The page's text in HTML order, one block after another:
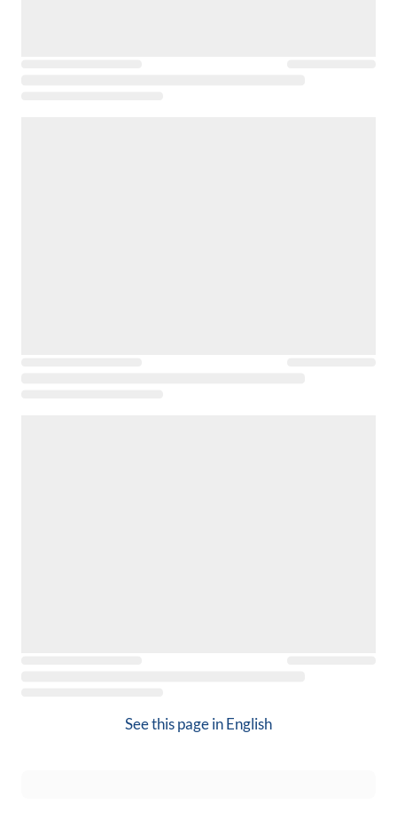
See this page inEnglish